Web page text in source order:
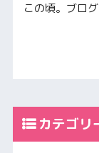
この頃。ブロ
カテゴリ